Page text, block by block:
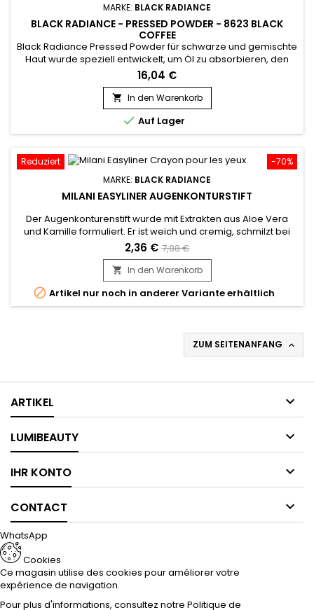
MARKE: BLACK RADIANCE
BLACK RADIANCE - PRESSED POWDER - 8623 BLACK
COFFEE
Black Radiance Pressed Powder für schwarze und gemischte
Haut wurde speziell entwickelt, um Öl zu absorbieren, den
Hautton auszugleichen und Glanz zu minimieren. Es
garantiert ein zartes Finish, glatt und weich wie Seide. Black
Radiance Pressed Powder ist in mehreren Farbtönen
erhältlich, um besser zu den warmen und kühlen Variationen
Ihres Hauttons zu...
16,04 €
 In den Warenkorb
 Auf Lager
-70%
Reduziert
MARKE: BLACK RADIANCE
MILANI EASYLINER AUGENKONTURSTIFT
Der Augenkonturenstift wurde mit Extrakten aus Aloe Vera
und Kamille formuliert. Er ist weich und cremig, schmilzt bei
Kontakt mit der Haut und sorgt für einen intensiven Lidstrich. Er
ist deckend und wasserfest, betont die Intensität des Blicks
und hilft, professionelle Ergebnisse rund um die Augenpartie
zu erzielen. Sicher für empfindliche Augen.
2,36 € 7,88 €
 In den Warenkorb
 Artikel nur noch in anderer Variante erhältlich
ZUM SEITENANFANG 
ARTIKEL 
LUMIBEAUTY 
IHR KONTO 
CONTACT 
WhatsApp
Cookies
Ce magasin utilise des cookies pour améliorer votre
expérience de navigation.
Pour plus d'informations, consultez notre Politique de